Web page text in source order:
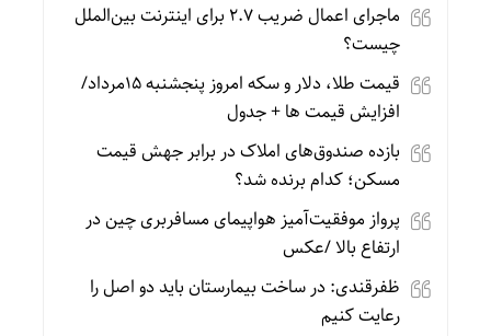
ماجرای اعمال ضریب ۲.۷ برای اینترنت بین‌الملل
چیست؟
قیمت طلا، دلار و سکه امروز پنجشنبه 15مرداد/
افزایش قیمت ها + جدول
بازده صندوق‌های املاک در برابر جهش قیمت
مسکن؛ کدام برنده شد؟
پرواز موفقیت‌آمیز هواپیمای مسافربری چین در
ارتفاع بالا /عکس
ظفرقندی: در ساخت بیمارستان باید دو اصل را
رعایت کنیم